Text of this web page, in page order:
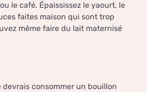
le café. Épaississez le yaourt, le
faites maison qui sont trop
même faire du lait maternisé
devrais consommer un bouillon